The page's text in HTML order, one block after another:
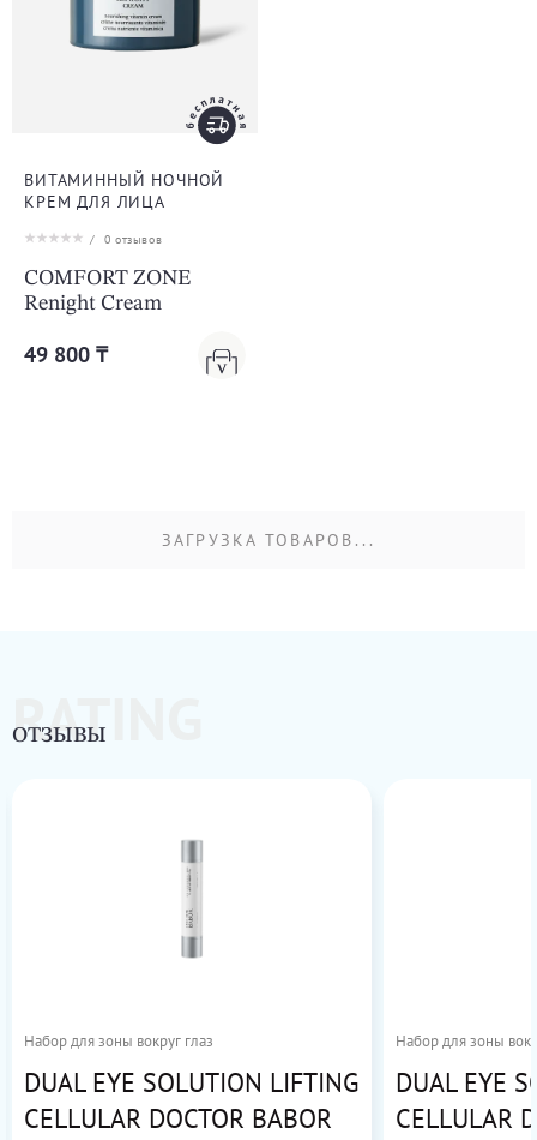
ВИТАМИННЫЙ НОЧНОЙ
КРЕМ ДЛЯ ЛИЦА
/ 0 отзывов
COMFORT ZONE
Renight Cream
49 800 ₸
ЗАГРУЗКА ТОВАРОВ...
RATING
ОТЗЫВЫ
Набор для зоны вокруг глаз
DUAL EYE SOLUTION LIFTING
CELLULAR DOCTOR BABOR
Набор для зоны
DUAL EYE
CELLULAR